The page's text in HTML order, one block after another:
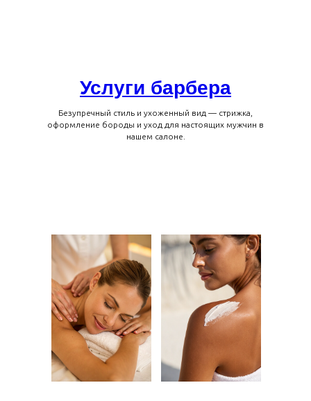
Услуги барбера
Безупречный стиль и ухоженный вид — стрижка,
оформление бороды и уход для настоящих мужчин в
нашем салоне.